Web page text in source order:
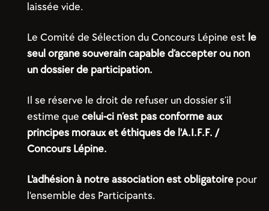
laissée vide.
Le Comité de Sélection du Concours Lépine est le
seul organe souverain capable d’accepter ou non
un dossier de participation.
Il se réserve le droit de refuser un dossier s’il
estime que celui-ci n’est pas conforme aux
principes moraux et éthiques de l'A.I.F.F. /
Concours Lépine.
L'adhésion à notre association est obligatoire pour
l'ensemble des Participants.